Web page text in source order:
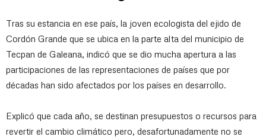
Tras su estancia en ese país, la joven ecologista del ejido de
Cordón Grande que se ubica en la parte alta del municipio de
Tecpan de Galeana, indicó que se dio mucha apertura a las
participaciones de las representaciones de países que por
décadas han sido afectados por los países en desarrollo.
Explicó que cada año, se destinan presupuestos o recursos para
revertir el cambio climático pero, desafortunadamente no se